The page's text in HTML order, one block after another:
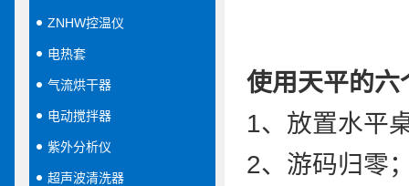
ZNHW控温仪
电热套
气流烘干器
电动搅拌器
紫外分析仪
超声波清洗器
使用天平的六
1、放置水平
2、游码归零